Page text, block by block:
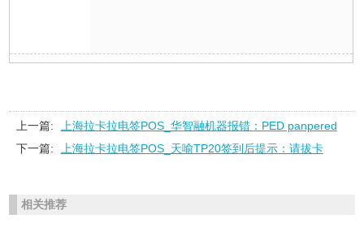
上一篇:
上海拉卡拉电签POS_华智融机器报错：PED panpered
下一篇:
上海拉卡拉电签POS_天喻TP20签到后提示：请拔卡
相关推荐